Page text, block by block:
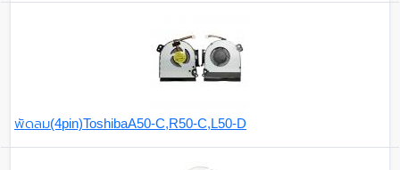
พัดลม(4pin)ToshibaA50-C,R50-C,L50-D